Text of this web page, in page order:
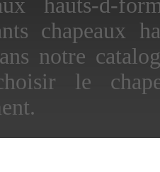
hauts-d-
chapeaux
notre
le